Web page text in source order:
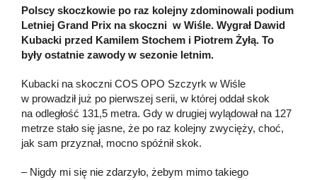
Polscy skoczkowie po raz kolejny zdominowali podium
Letniej Grand Prix na skoczni w Wiśle. Wygrał Dawid
Kubacki przed Kamilem Stochem i Piotrem Żyłą. To
były ostatnie zawody w sezonie letnim.
Kubacki na skoczni COS OPO Szczyrk w Wiśle
w prowadził już po pierwszej serii, w której oddał skok
na odległość 131,5 metra. Gdy w drugiej wylądował na 127
metrze stało się jasne, że po raz kolejny zwycięży, choć,
jak sam przyznał, mocno spóźnił skok.
– Nigdy mi się nie zdarzyło, żebym mimo takiego